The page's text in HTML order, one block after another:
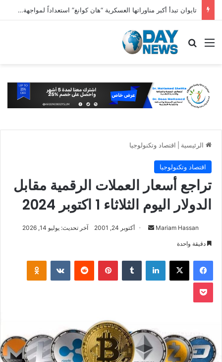
تايوان تبدأ أكبر مناوراتها العسكرية “هان كوانغ” استعداداً لمواجهة غزو صيني محتمل
القائمة بحث عن
الرئيسية اقتصاد وتكنولوجيا
اقتصاد وتكنولوجيا
تراجع أسعار العملات الرقمية مقابل
الدولار اليوم الثلاثاء 1 اكتوبر 2024
Mariam Hassan
أرسل أكتوبر 24, 2001 آخر تحديث: يوليو 14, 2026
دقيقة واحدة
فيسبوك ‫X لينكدإن بينتيريست
‫Pocket